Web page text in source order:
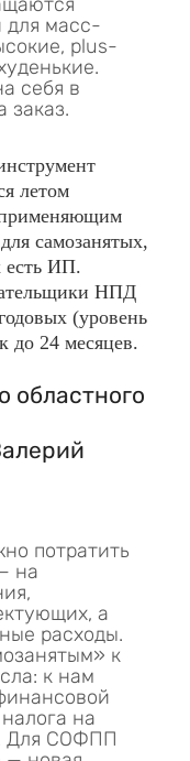
для масс-
plus-
себя в
заказ.
летом
самозанятых,
есть ИП.
НПД
(уровень
до 24 месяцев.
областного
потратить
на
а
расходы.
к
к нам
на
Для СОФПП